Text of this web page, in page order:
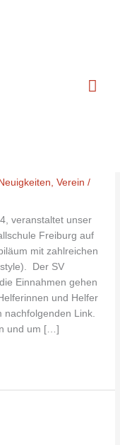
Neuigkeiten,Verein /
veranstaltet unser
Freiburg auf
mit zahlreichen
Der SV
Einnahmen gehen
und Helfer
Link.
und um […]